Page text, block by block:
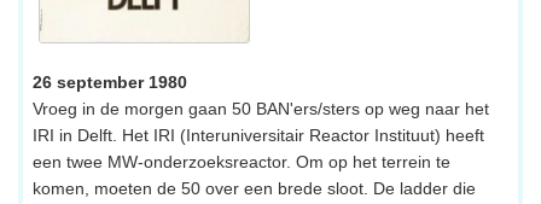
26 september 1980
Vroeg in de morgen gaan 50 BAN'ers/sters op weg naar het
IRI in Delft. Het IRI (Interuniversitair Reactor Instituut) heeft
een twee MW-onderzoeksreactor. Om op het terrein te
komen, moeten de 50 over een brede sloot. De ladder die